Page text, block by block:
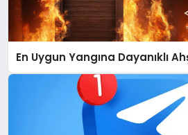
En Uygun Yangına Dayanıklı